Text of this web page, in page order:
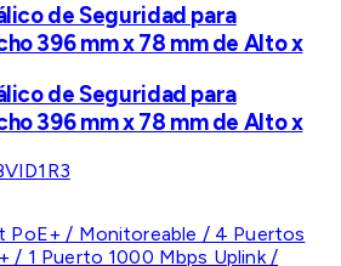
de Seguridad para
396 mm x 78 mm de Alto x
de Seguridad para
396 mm x 78 mm de Alto x